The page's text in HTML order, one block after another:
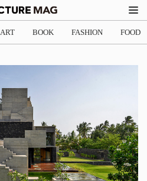
ART BOOK FASHION FOOD